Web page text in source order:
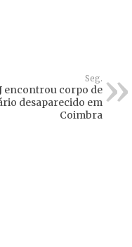
Seg.
encontrou corpo de
desaparecido em
Coimbra